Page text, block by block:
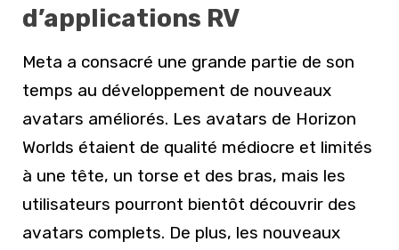
d’applications RV
Meta a consacré une grande partie de son
temps au développement de nouveaux
avatars améliorés. Les avatars de Horizon
Worlds étaient de qualité médiocre et limités
à une tête, un torse et des bras, mais les
utilisateurs pourront bientôt découvrir des
avatars complets. De plus, les nouveaux